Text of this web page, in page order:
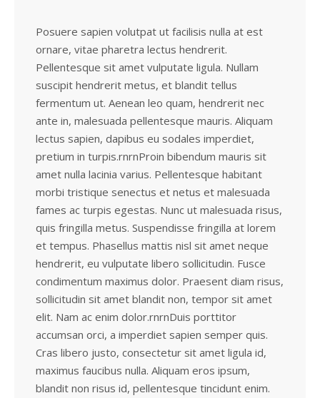
Posuere sapien volutpat ut facilisis nulla at est
ornare, vitae pharetra lectus hendrerit.
Pellentesque sit amet vulputate ligula. Nullam
suscipit hendrerit metus, et blandit tellus
fermentum ut. Aenean leo quam, hendrerit nec
ante in, malesuada pellentesque mauris. Aliquam
lectus sapien, dapibus eu sodales imperdiet,
pretium in turpis.rnrnProin bibendum mauris sit
amet nulla lacinia varius. Pellentesque habitant
morbi tristique senectus et netus et malesuada
fames ac turpis egestas. Nunc ut malesuada risus,
quis fringilla metus. Suspendisse fringilla at lorem
et tempus. Phasellus mattis nisl sit amet neque
hendrerit, eu vulputate libero sollicitudin. Fusce
condimentum maximus dolor. Praesent diam risus,
sollicitudin sit amet blandit non, tempor sit amet
elit. Nam ac enim dolor.rnrnDuis porttitor
accumsan orci, a imperdiet sapien semper quis.
Cras libero justo, consectetur sit amet ligula id,
maximus faucibus nulla. Aliquam eros ipsum,
blandit non risus id, pellentesque tincidunt enim.